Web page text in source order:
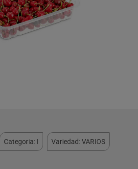
Categoria: I Variedad: VARIOS